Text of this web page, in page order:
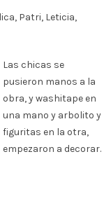
Patri, Leticia,
Las chicas se
pusieron manos a la
obra, y washitape en
una mano y arbolito y
figuritas en la otra,
empezaron a decorar.